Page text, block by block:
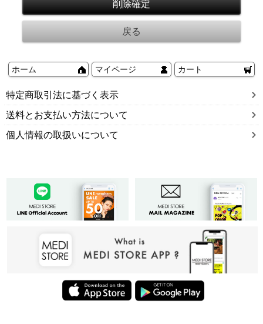
ホーム マイページ カート
特定商取引法に基づく表示
送料とお支払い方法について
個人情報の取扱いについて